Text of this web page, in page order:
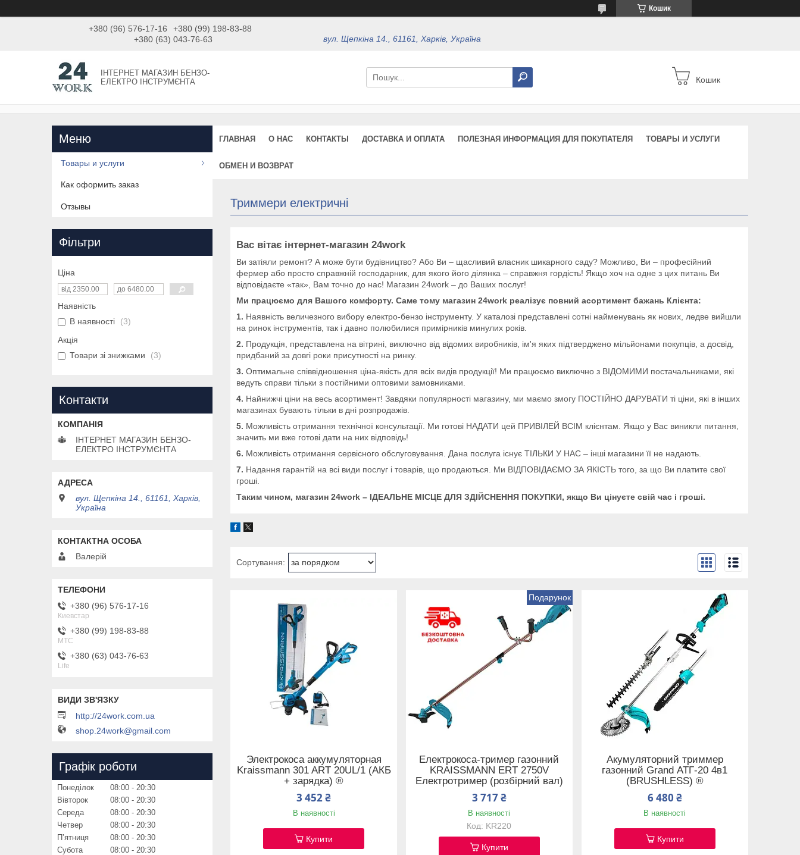
Кошик
+380 (96) 576-17-16
+380 (99) 198-83-88
+380 (63) 043-76-63
вул. Щепкіна 14., 61161, Харків, Україна
ІНТЕРНЕТ МАГАЗИН БЕНЗО-
ЕЛЕКТРО ІНСТРУМЄНТА
Кошик
ГЛАВНАЯ О НАС КОНТАКТЫ ДОСТАВКА И ОПЛАТА ПОЛЕЗНАЯ ИНФОРМАЦИЯ ДЛЯ ПОКУПАТЕЛЯ ТОВАРЫ И УСЛУГИ
ОБМЕН И ВОЗВРАТ
Триммери електричні
Вас вітає інтернет-магазин 24work
Ви затіяли ремонт? А може бути будівництво? Або Ви – щасливий власник шикарного саду? Можливо, Ви – професійний
фермер або просто справжній господарник, для якого його ділянка – справжня гордість! Якщо хоч на одне з цих питань Ви
відповідаєте «так», Вам точно до нас! Магазин 24work – до Ваших послуг!
Ми працюємо для Вашого комфорту. Саме тому магазин 24work реалізує повний асортимент бажань Клієнта:
1. Наявність величезного вибору електро-бензо інструменту. У каталозі представлені сотні найменувань як нових, ледве вийшли
на ринок інструментів, так і давно полюбилися примірників минулих років.
2. Продукція, представлена на вітрині, виключно від відомих виробників, ім'я яких підтверджено мільйонами покупців, а досвід,
придбаний за довгі роки присутності на ринку.
3. Оптимальне співвідношення ціна-якість для всіх видів продукції! Ми працюємо виключно з ВІДОМИМИ постачальниками, які
ведуть справи тільки з постійними оптовими замовниками.
4. Найнижчі ціни на весь асортимент! Завдяки популярності магазину, ми маємо змогу ПОСТІЙНО ДАРУВАТИ ті ціни, які в інших
магазинах бувають тільки в дні розпродажів.
5. Можливість отримання технічної консультації. Ми готові НАДАТИ цей ПРИВІЛЕЙ ВСІМ клієнтам. Якщо у Вас виникли питання,
значить ми вже готові дати на них відповідь!
6. Можливість отримання сервісного обслуговування. Дана послуга існує ТІЛЬКИ У НАС – інші магазини її не надають.
7. Надання гарантій на всі види послуг і товарів, що продаються. Ми ВІДПОВІДАЄМО ЗА ЯКІСТЬ того, за що Ви платите свої
гроші.
Таким чином, магазин 24work – ІДЕАЛЬНЕ МІСЦЕ ДЛЯ ЗДІЙСНЕННЯ ПОКУПКИ, якщо Ви цінуєте свій час і гроші.
Электрокоса аккумуляторная
Kraissmann 301 ART 20UL/1 (АКБ
+ зарядка) ®
3 452 ₴
В наявності
Купити
Подарунок
Електрокоса-тример газонний
KRAISSMANN ERT 2750V
Електротример (розбірний вал)
3 717 ₴
В наявності
KR220
Купити
Акумуляторний триммер
газонний Grand АТГ-20 4в1
(BRUSHLESS) ®
6 480 ₴
В наявності
Купити
Товары и услуги
Как оформить заказ
Отзывы
Фільтри
Ціна
Наявність
В наявності
3
Акція
Товари зі знижками
3
Контакти
ІНТЕРНЕТ МАГАЗИН БЕНЗО-
ЕЛЕКТРО ІНСТРУМЄНТА
вул. Щепкіна 14., 61161, Харків,
Україна
Валерій
+380 (96) 576-17-16
Киевстар
+380 (99) 198-83-88
MTC
+380 (63) 043-76-63
Life
http://24work.com.ua
shop.24work@gmail.com
Графік роботи
Понеділок 08:00
20:30
Вівторок
08:00
20:30
Середа
08:00
20:30
Четвер
08:00
20:30
Пʼятниця
08:00
20:30
Субота
08:00
20:30